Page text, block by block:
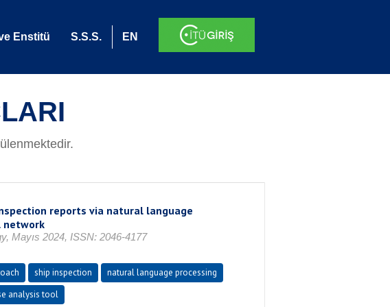
Enstitü S.S.S. EN
reports via natural language
network
Mayıs 2024, ISSN: 2046-4177
ship inspection
natural language processing
analysis tool